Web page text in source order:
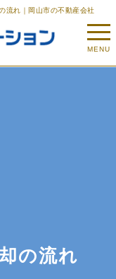
流れ｜岡山市の不動産会社
MENU
の流れ